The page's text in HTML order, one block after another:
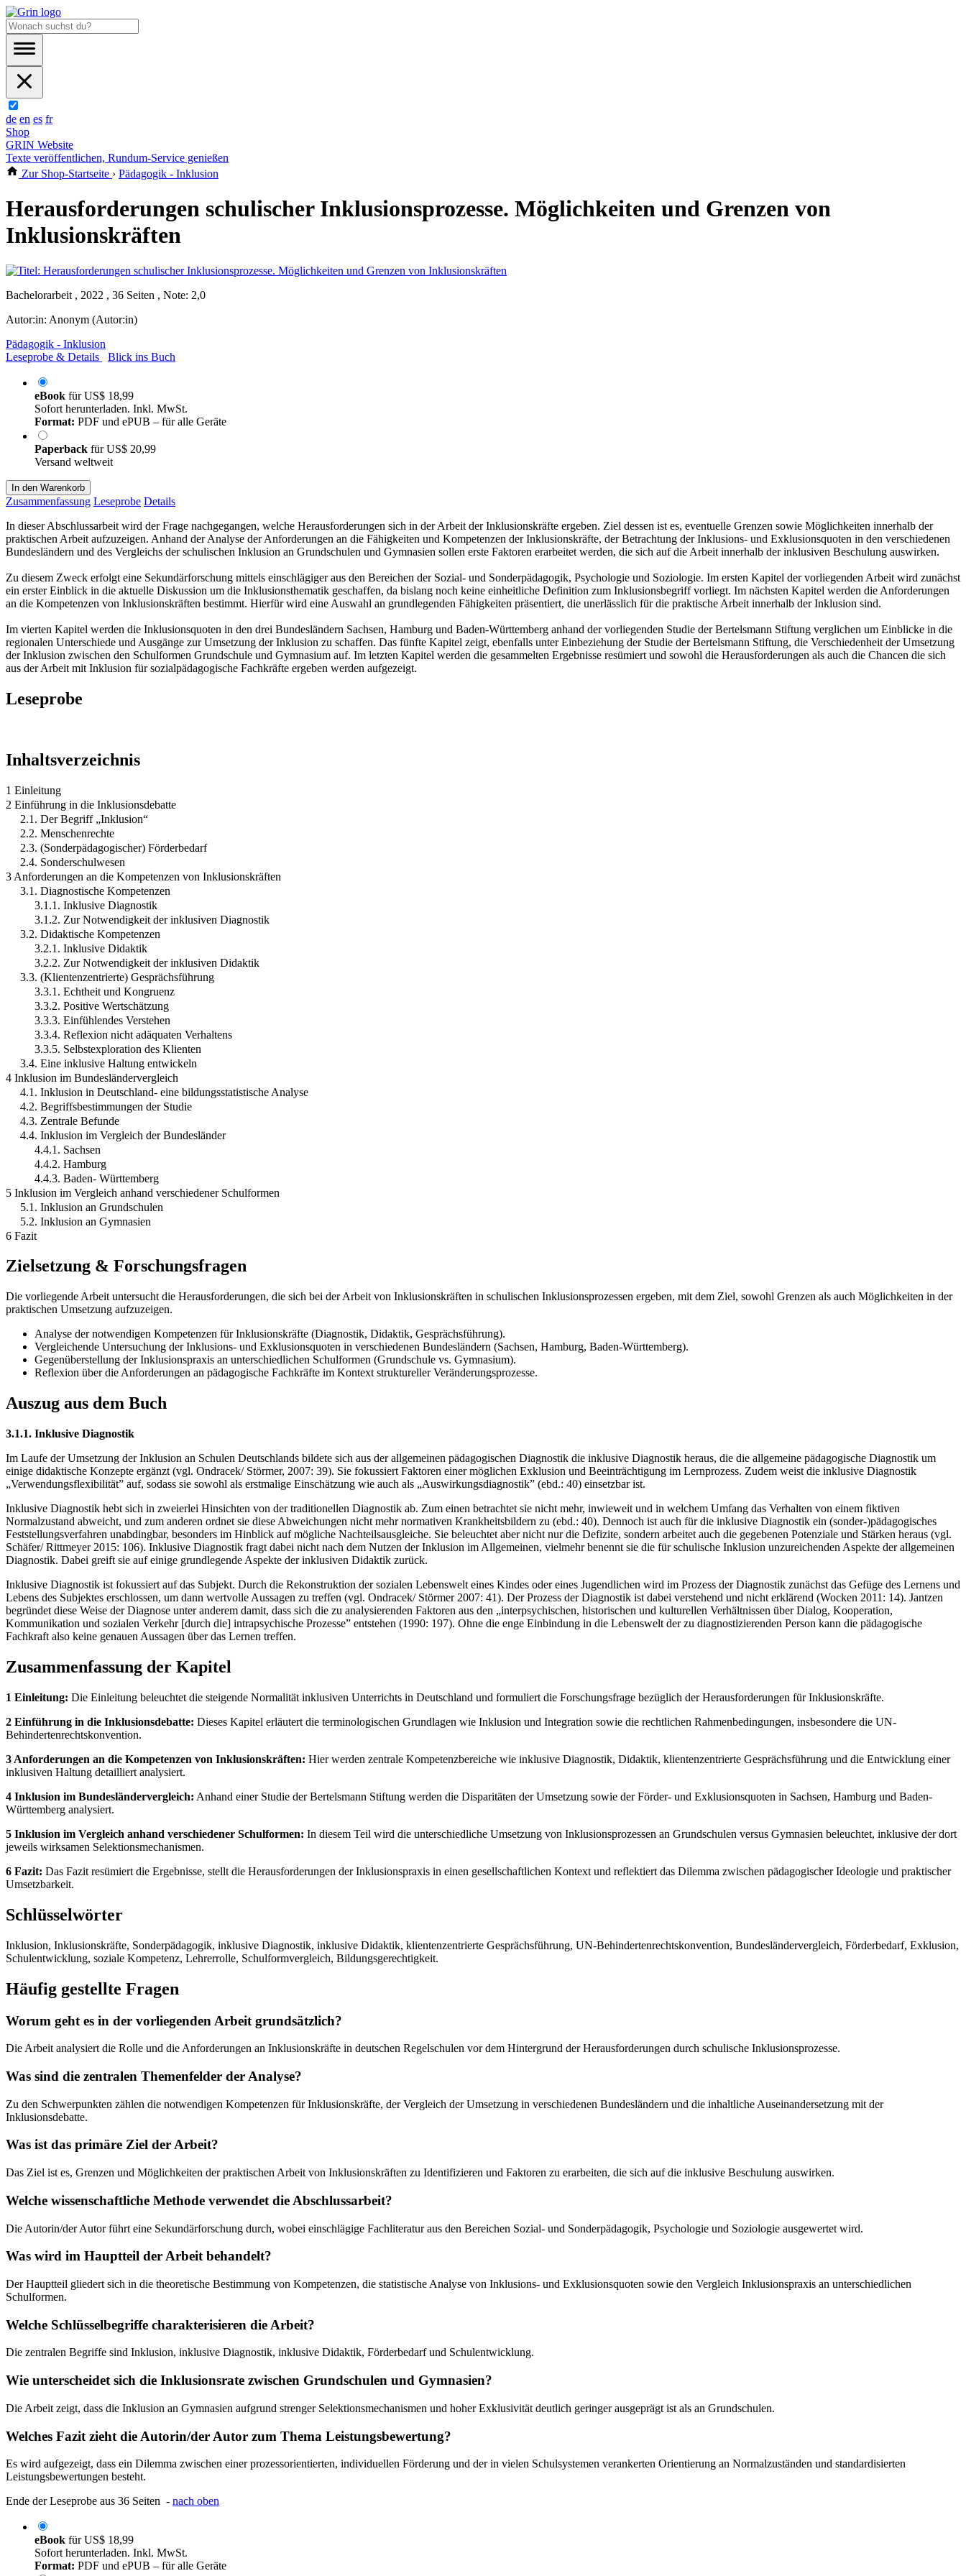
de en es fr
Shop
GRIN Website
Texte veröffentlichen, Rundum-Service genießen
Zur Shop-Startseite › Pädagogik - Inklusion
Herausforderungen schulischer Inklusionsprozesse. Möglichkeiten und Grenzen von
Inklusionskräften
Bachelorarbeit , 2022 , 36 Seiten , Note: 2,0
Autor:in: Anonym (Autor:in)
Pädagogik - Inklusion
Leseprobe & Details
Blick ins Buch
eBook fürUS$ 18,99
Sofort herunterladen. Inkl. MwSt.
Format: PDF und ePUB – für alle Geräte
Paperback fürUS$ 20,99
Versand weltweit
In den Warenkorb
Zusammenfassung Leseprobe Details
In dieser Abschlussarbeit wird der Frage nachgegangen, welche Herausforderungen sich in der Arbeit der Inklusionskräfte ergeben. Ziel dessen ist es, eventuelle Grenzen sowie Möglichkeiten innerhalb der
praktischen Arbeit aufzuzeigen. Anhand der Analyse der Anforderungen an die Fähigkeiten und Kompetenzen der Inklusionskräfte, der Betrachtung der Inklusions- und Exklusionsquoten in den verschiedenen
Bundesländern und des Vergleichs der schulischen Inklusion an Grundschulen und Gymnasien sollen erste Faktoren erarbeitet werden, die sich auf die Arbeit innerhalb der inklusiven Beschulung auswirken.
Zu diesem Zweck erfolgt eine Sekundärforschung mittels einschlägiger aus den Bereichen der Sozial- und Sonderpädagogik, Psychologie und Soziologie. Im ersten Kapitel der vorliegenden Arbeit wird zunächst
ein erster Einblick in die aktuelle Diskussion um die Inklusionsthematik geschaffen, da bislang noch keine einheitliche Definition zum Inklusionsbegriff vorliegt. Im nächsten Kapitel werden die Anforderungen
an die Kompetenzen von Inklusionskräften bestimmt. Hierfür wird eine Auswahl an grundlegenden Fähigkeiten präsentiert, die unerlässlich für die praktische Arbeit innerhalb der Inklusion sind.
Im vierten Kapitel werden die Inklusionsquoten in den drei Bundesländern Sachsen, Hamburg und Baden-Württemberg anhand der vorliegenden Studie der Bertelsmann Stiftung verglichen um Einblicke in die
regionalen Unterschiede und Ausgänge zur Umsetzung der Inklusion zu schaffen. Das fünfte Kapitel zeigt, ebenfalls unter Einbeziehung der Studie der Bertelsmann Stiftung, die Verschiedenheit der Umsetzung
der Inklusion zwischen den Schulformen Grundschule und Gymnasium auf. Im letzten Kapitel werden die gesammelten Ergebnisse resümiert und sowohl die Herausforderungen als auch die Chancen die sich
aus der Arbeit mit Inklusion für sozialpädagogische Fachkräfte ergeben werden aufgezeigt.
Leseprobe
Inhaltsverzeichnis
1 Einleitung
2 Einführung in die Inklusionsdebatte
2.1. Der Begriff „Inklusion“
2.2. Menschenrechte
2.3. (Sonderpädagogischer) Förderbedarf
2.4. Sonderschulwesen
3 Anforderungen an die Kompetenzen von Inklusionskräften
3.1. Diagnostische Kompetenzen
3.1.1. Inklusive Diagnostik
3.1.2. Zur Notwendigkeit der inklusiven Diagnostik
3.2. Didaktische Kompetenzen
3.2.1. Inklusive Didaktik
3.2.2. Zur Notwendigkeit der inklusiven Didaktik
3.3. (Klientenzentrierte) Gesprächsführung
3.3.1. Echtheit und Kongruenz
3.3.2. Positive Wertschätzung
3.3.3. Einfühlendes Verstehen
3.3.4. Reflexion nicht adäquaten Verhaltens
3.3.5. Selbstexploration des Klienten
3.4. Eine inklusive Haltung entwickeln
4 Inklusion im Bundesländervergleich
4.1. Inklusion in Deutschland- eine bildungsstatistische Analyse
4.2. Begriffsbestimmungen der Studie
4.3. Zentrale Befunde
4.4. Inklusion im Vergleich der Bundesländer
4.4.1. Sachsen
4.4.2. Hamburg
4.4.3. Baden- Württemberg
5 Inklusion im Vergleich anhand verschiedener Schulformen
5.1. Inklusion an Grundschulen
5.2. Inklusion an Gymnasien
6 Fazit
Zielsetzung & Forschungsfragen
Die vorliegende Arbeit untersucht die Herausforderungen, die sich bei der Arbeit von Inklusionskräften in schulischen Inklusionsprozessen ergeben, mit dem Ziel, sowohl Grenzen als auch Möglichkeiten in der
praktischen Umsetzung aufzuzeigen.
Analyse der notwendigen Kompetenzen für Inklusionskräfte (Diagnostik, Didaktik, Gesprächsführung).
Vergleichende Untersuchung der Inklusions- und Exklusionsquoten in verschiedenen Bundesländern (Sachsen, Hamburg, Baden-Württemberg).
Gegenüberstellung der Inklusionspraxis an unterschiedlichen Schulformen (Grundschule vs. Gymnasium).
Reflexion über die Anforderungen an pädagogische Fachkräfte im Kontext struktureller Veränderungsprozesse.
Auszug aus dem Buch
3.1.1. Inklusive Diagnostik
Im Laufe der Umsetzung der Inklusion an Schulen Deutschlands bildete sich aus der allgemeinen pädagogischen Diagnostik die inklusive Diagnostik heraus, die die allgemeine pädagogische Diagnostik um
einige didaktische Konzepte ergänzt (vgl. Ondracek/ Störmer, 2007: 39). Sie fokussiert Faktoren einer möglichen Exklusion und Beeinträchtigung im Lernprozess. Zudem weist die inklusive Diagnostik
„Verwendungsflexibilität” auf, sodass sie sowohl als erstmalige Einschätzung wie auch als „Auswirkungsdiagnostik” (ebd.: 40) einsetzbar ist.
Inklusive Diagnostik hebt sich in zweierlei Hinsichten von der traditionellen Diagnostik ab. Zum einen betrachtet sie nicht mehr, inwieweit und in welchem Umfang das Verhalten von einem fiktiven
Normalzustand abweicht, und zum anderen ordnet sie diese Abweichungen nicht mehr normativen Krankheitsbildern zu (ebd.: 40). Dennoch ist auch für die inklusive Diagnostik ein (sonder-)pädagogisches
Feststellungsverfahren unabdingbar, besonders im Hinblick auf mögliche Nachteilsausgleiche. Sie beleuchtet aber nicht nur die Defizite, sondern arbeitet auch die gegebenen Potenziale und Stärken heraus (vgl.
Schäfer/ Rittmeyer 2015: 106). Inklusive Diagnostik fragt dabei nicht nach dem Nutzen der Inklusion im Allgemeinen, vielmehr benennt sie die für schulische Inklusion unzureichenden Aspekte der allgemeinen
Diagnostik. Dabei greift sie auf einige grundlegende Aspekte der inklusiven Didaktik zurück.
Inklusive Diagnostik ist fokussiert auf das Subjekt. Durch die Rekonstruktion der sozialen Lebenswelt eines Kindes oder eines Jugendlichen wird im Prozess der Diagnostik zunächst das Gefüge des Lernens und
Lebens des Subjektes erschlossen, um dann wertvolle Aussagen zu treffen (vgl. Ondracek/ Störmer 2007: 41). Der Prozess der Diagnostik ist dabei verstehend und nicht erklärend (Wocken 2011: 14). Jantzen
begründet diese Weise der Diagnose unter anderem damit, dass sich die zu analysierenden Faktoren aus den „interpsychischen, historischen und kulturellen Verhältnissen über Dialog, Kooperation,
Kommunikation und sozialen Verkehr [durch die] intrapsychische Prozesse” entstehen (1990: 197). Ohne die enge Einbindung in die Lebenswelt der zu diagnostizierenden Person kann die pädagogische
Fachkraft also keine genauen Aussagen über das Lernen treffen.
Zusammenfassung der Kapitel
1 Einleitung: Die Einleitung beleuchtet die steigende Normalität inklusiven Unterrichts in Deutschland und formuliert die Forschungsfrage bezüglich der Herausforderungen für Inklusionskräfte.
2 Einführung in die Inklusionsdebatte: Dieses Kapitel erläutert die terminologischen Grundlagen wie Inklusion und Integration sowie die rechtlichen Rahmenbedingungen, insbesondere die UN-
Behindertenrechtskonvention.
3 Anforderungen an die Kompetenzen von Inklusionskräften: Hier werden zentrale Kompetenzbereiche wie inklusive Diagnostik, Didaktik, klientenzentrierte Gesprächsführung und die Entwicklung einer
inklusiven Haltung detailliert analysiert.
4 Inklusion im Bundesländervergleich: Anhand einer Studie der Bertelsmann Stiftung werden die Disparitäten der Umsetzung sowie der Förder- und Exklusionsquoten in Sachsen, Hamburg und Baden-
Württemberg analysiert.
5 Inklusion im Vergleich anhand verschiedener Schulformen: In diesem Teil wird die unterschiedliche Umsetzung von Inklusionsprozessen an Grundschulen versus Gymnasien beleuchtet, inklusive der dort
jeweils wirksamen Selektionsmechanismen.
6 Fazit: Das Fazit resümiert die Ergebnisse, stellt die Herausforderungen der Inklusionspraxis in einen gesellschaftlichen Kontext und reflektiert das Dilemma zwischen pädagogischer Ideologie und praktischer
Umsetzbarkeit.
Schlüsselwörter
Inklusion, Inklusionskräfte, Sonderpädagogik, inklusive Diagnostik, inklusive Didaktik, klientenzentrierte Gesprächsführung, UN-Behindertenrechtskonvention, Bundesländervergleich, Förderbedarf, Exklusion,
Schulentwicklung, soziale Kompetenz, Lehrerrolle, Schulformvergleich, Bildungsgerechtigkeit.
Häufig gestellte Fragen
Worum geht es in der vorliegenden Arbeit grundsätzlich?
Die Arbeit analysiert die Rolle und die Anforderungen an Inklusionskräfte in deutschen Regelschulen vor dem Hintergrund der Herausforderungen durch schulische Inklusionsprozesse.
Was sind die zentralen Themenfelder der Analyse?
Zu den Schwerpunkten zählen die notwendigen Kompetenzen für Inklusionskräfte, der Vergleich der Umsetzung in verschiedenen Bundesländern und die inhaltliche Auseinandersetzung mit der
Inklusionsdebatte.
Was ist das primäre Ziel der Arbeit?
Das Ziel ist es, Grenzen und Möglichkeiten der praktischen Arbeit von Inklusionskräften zu Identifizieren und Faktoren zu erarbeiten, die sich auf die inklusive Beschulung auswirken.
Welche wissenschaftliche Methode verwendet die Abschlussarbeit?
Die Autorin/der Autor führt eine Sekundärforschung durch, wobei einschlägige Fachliteratur aus den Bereichen Sozial- und Sonderpädagogik, Psychologie und Soziologie ausgewertet wird.
Was wird im Hauptteil der Arbeit behandelt?
Der Hauptteil gliedert sich in die theoretische Bestimmung von Kompetenzen, die statistische Analyse von Inklusions- und Exklusionsquoten sowie den Vergleich Inklusionspraxis an unterschiedlichen
Schulformen.
Welche Schlüsselbegriffe charakterisieren die Arbeit?
Die zentralen Begriffe sind Inklusion, inklusive Diagnostik, inklusive Didaktik, Förderbedarf und Schulentwicklung.
Wie unterscheidet sich die Inklusionsrate zwischen Grundschulen und Gymnasien?
Die Arbeit zeigt, dass die Inklusion an Gymnasien aufgrund strenger Selektionsmechanismen und hoher Exklusivität deutlich geringer ausgeprägt ist als an Grundschulen.
Welches Fazit zieht die Autorin/der Autor zum Thema Leistungsbewertung?
Es wird aufgezeigt, dass ein Dilemma zwischen einer prozessorientierten, individuellen Förderung und der in vielen Schulsystemen verankerten Orientierung an Normalzuständen und standardisierten
Leistungsbewertungen besteht.
Ende der Leseprobe aus 36 Seiten - nach oben
eBook fürUS$ 18,99
Sofort herunterladen. Inkl. MwSt.
Format: PDF und ePUB – für alle Geräte